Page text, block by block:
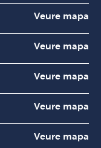
Veure mapa
Veure mapa
Veure mapa
Veure mapa
Veure mapa